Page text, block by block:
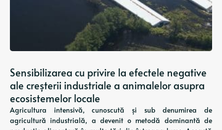
Sensibilizarea cu privire la efectele negative
ale creșterii industriale a animalelor asupra
ecosistemelor locale
Agricultura intensivă, cunoscută și sub denumirea de
agricultură industrială, a devenit o metodă dominantă de